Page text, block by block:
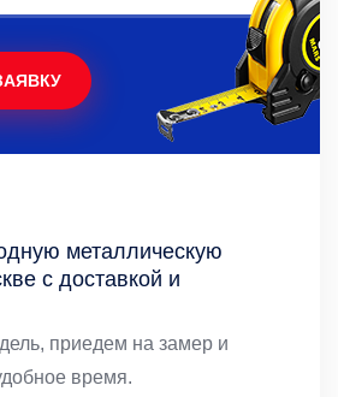
металлическую
с доставкой и
приедем на замер и
время.